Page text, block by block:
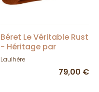
Béret Le Véritable Rust
- Héritage par
Laulhère
Laulhère
79,00 €